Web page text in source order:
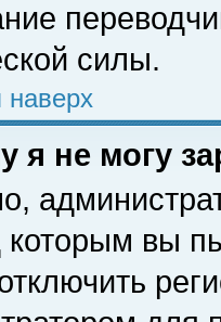
силы.
наверх
я не могу
вы